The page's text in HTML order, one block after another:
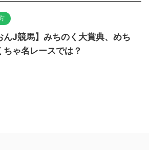
んJ競馬】みちのく大賞典、めち
ちゃ名レースでは？